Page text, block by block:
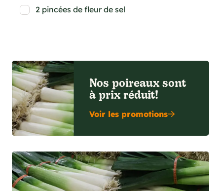
2 pincées de fleur de sel
Nos poireaux sont
à prix réduit!
Voir les promotions